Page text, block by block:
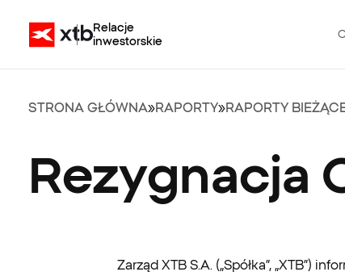
Relacje
inwestorskie
STRONA GŁÓWNA»RAPORTY»RAPORTY
Rezygnacja
Zarząd XTB S.A. („Spółka”, „XTB”)